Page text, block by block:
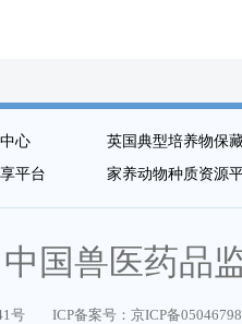
心
英国典型培养物保
平台
家养动物种质资源
国兽医药品
号 ICP备案号：京ICP备